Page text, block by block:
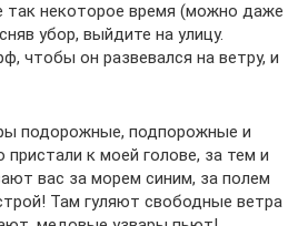
так некоторое время (можно даже
убор, выйдите на улицу.
чтобы он развевался на ветру, и
подорожные, подпорожные и
к моей голове, за тем и
вас за морем синим, за полем
Там гуляют свободные ветра